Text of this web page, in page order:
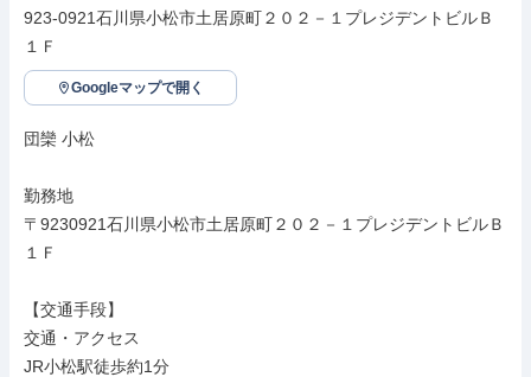
923-0921石川県小松市土居原町２０２－１プレジデントビルＢ
１Ｆ
Googleマップで開く
団欒 小松
勤務地
〒9230921石川県小松市土居原町２０２－１プレジデントビルＢ
１Ｆ
【交通手段】
交通・アクセス
JR小松駅徒歩約1分